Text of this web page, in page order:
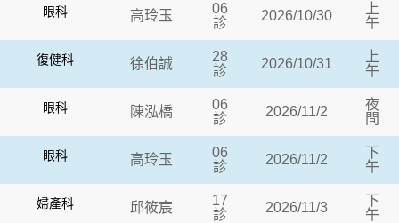
眼科 高玲玉
06
診
2026/10/30
上
午
復健科 徐伯誠
28
診
2026/10/31
上
午
眼科 陳泓橋
06
診
2026/11/2
夜
間
眼科 高玲玉
06
診
2026/11/2
下
午
婦產科 邱筱宸
17
診
2026/11/3
下
午